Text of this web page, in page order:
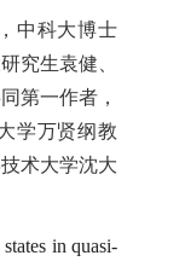
中科大博士
究生袁健、
第一作者，
学万贤纲教
术大学沈大
in quasi-